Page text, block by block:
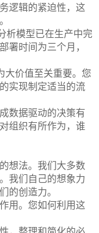
逻辑的紧迫性，这
析模型已在生产中完
署时间为三个月，
大价值至关重要。您
实现制定适当的流
数据驱动的决策有
组织有所作为，谁
想法。我们大多数
我们自己的想象力
的创造力。
用。您如何利用这